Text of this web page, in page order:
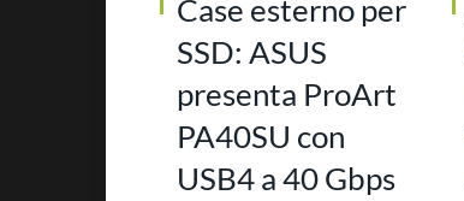
Case esterno per
SSD: ASUS
presenta ProArt
PA40SU con
USB4 a 40 Gbps